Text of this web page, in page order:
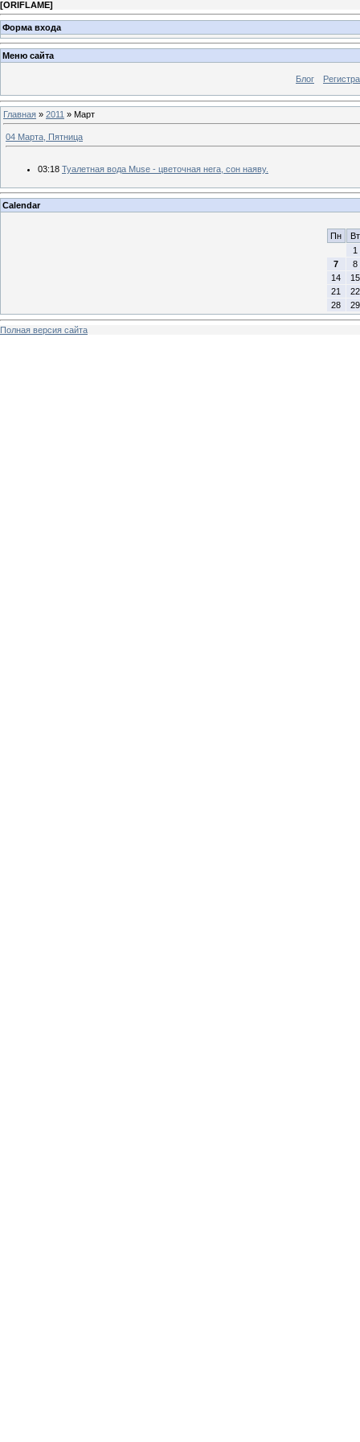
[ORIFLAME]
Форма входа
Меню сайта
Блог
Главная » 2011 » Март
04 Марта, Пятница
03:18 Туалетная вода Muse - цветочная нега, сон наяву.
Calendar
Пн
Вт
1
7
8
14
15
21
22
28
29
Полная версия сайта